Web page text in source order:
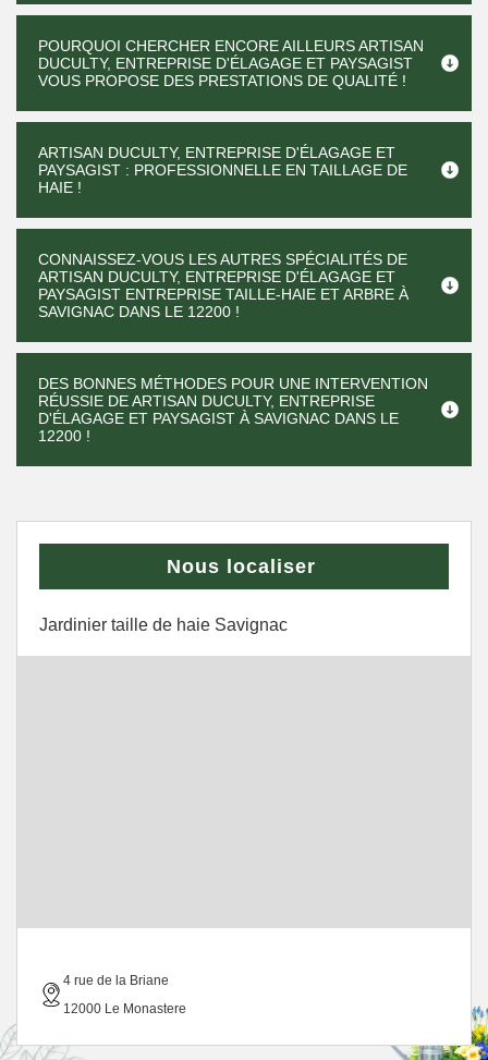
POURQUOI CHERCHER ENCORE AILLEURS ARTISAN
DUCULTY, ENTREPRISE D'ÉLAGAGE ET PAYSAGIST
VOUS PROPOSE DES PRESTATIONS DE QUALITÉ !
ARTISAN DUCULTY, ENTREPRISE D'ÉLAGAGE ET
PAYSAGIST : PROFESSIONNELLE EN TAILLAGE DE
HAIE !
CONNAISSEZ-VOUS LES AUTRES SPÉCIALITÉS DE
ARTISAN DUCULTY, ENTREPRISE D'ÉLAGAGE ET
PAYSAGIST ENTREPRISE TAILLE-HAIE ET ARBRE À
SAVIGNAC DANS LE 12200 !
DES BONNES MÉTHODES POUR UNE INTERVENTION
RÉUSSIE DE ARTISAN DUCULTY, ENTREPRISE
D'ÉLAGAGE ET PAYSAGIST À SAVIGNAC DANS LE
12200 !
Nous localiser
Jardinier taille de haie Savignac
4 rue de la Briane
12000 Le Monastere